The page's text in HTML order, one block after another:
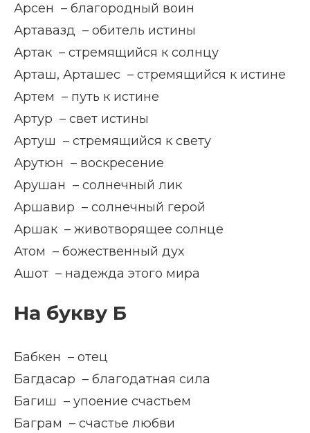
Арсен – благородный воин
Артавазд – обитель истины
Артак – стремящийся к солнцу
Арташ, Арташес – стремящийся к истине
Артем – путь к истине
Артур – свет истины
Артуш – стремящийся к свету
Арутюн – воскресение
Арушан – солнечный лик
Аршавир – солнечный герой
Аршак – животворящее солнце
Атом – божественный дух
Ашот – надежда этого мира
На букву Б
Бабкен – отец
Багдасар – благодатная сила
Багиш – упоение счастьем
Баграм – счастье любви